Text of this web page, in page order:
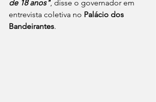
de 18 anos", disse o governador em
entrevista coletiva no Palácio dos
Bandeirantes.